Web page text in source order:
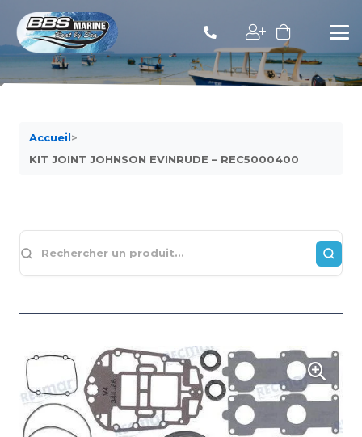
Accueil>
KIT JOINT JOHNSON EVINRUDE – REC5000400